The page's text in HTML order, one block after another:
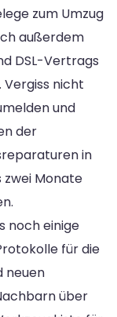
zum Umzug
außerdem
DSL-Vertrags
nicht
und
der
in
Monate
noch einige
für die
neuen
über